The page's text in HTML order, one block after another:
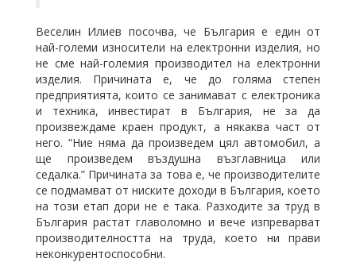
Веселин Илиев посочва, че България е един от
най-големи износители на електронни изделия, но
не сме най-големия производител на електронни
изделия. Причината е, че до голяма степен
предприятията, които се занимават с електроника
и техника, инвестират в България, не за да
произвеждаме краен продукт, а някаква част от
него. “Ние няма да произведем цял автомобил, а
ще произведем въздушна възглавница или
седалка.” Причината за това е, че производителите
се подмамват от ниските доходи в България, което
на този етап дори не е така. Разходите за труд в
България растат главоломно и вече изпреварват
производителността на труда, което ни прави
неконкурентоспособни.